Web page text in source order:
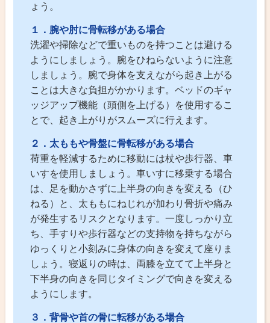
ょう。
１．腕や肘に骨転移がある場合
洗濯や掃除などで重いものを持つことは避ける
ようにしましょう。腕をひねらないように注意
しましょう。腕で身体を支えながら起き上がる
ことは大きな負担がかかります。ベッドのギャ
ッジアップ機能（頭側を上げる）を使用するこ
とで、起き上がりがスムーズに行えます。
２．太ももや骨盤に骨転移がある場合
荷重を軽減するために移動には杖や歩行器、車
いすを使用しましょう。車いすに移乗する場合
は、足を動かさずに上半身の向きを変える（ひ
ねる）と、太ももにねじれが加わり骨折や痛み
が発生するリスクとなります。一度しっかり立
ち、手すりや歩行器などの支持物を持ちながら
ゆっくりと小刻みに身体の向きを変えて座りま
しょう。寝返りの時は、両膝を立てて上半身と
下半身の向きを同じタイミングで向きを変える
ようにします。
３．背骨や首の骨に転移がある場合